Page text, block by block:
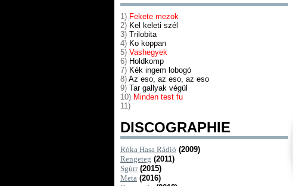
1) Fekete mezok
2) Kel keleti szél
3) Trilobita
4) Ko koppan
5) Vashegyek
6) Holdkomp
7) Kék ingem lobogó
8) Az eso, az eso, az eso
9) Tar gallyak végül
10) Minden test fu
11)
DISCOGRAPHIE
Róka Hasa Rádió (2009)
Rengeteg (2011)
Sgùrr (2015)
Meta (2016)